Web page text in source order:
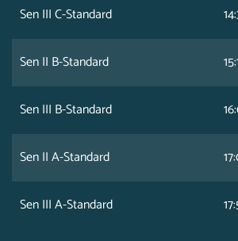
Sen III C-Standard
Sen II B-Standard
Sen III B-Standard
Sen II A-Standard
Sen III A-Standard